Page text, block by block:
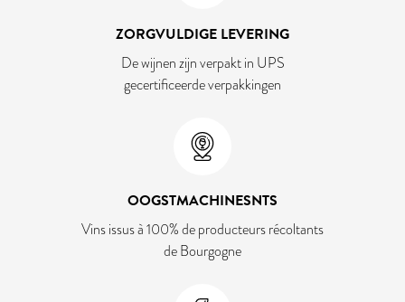
ZORGVULDIGE LEVERING
De wijnen zijn verpakt in UPS
gecertificeerde verpakkingen
OOGSTMACHINESNTS
Vins issus à 100% de producteurs récoltants
de Bourgogne